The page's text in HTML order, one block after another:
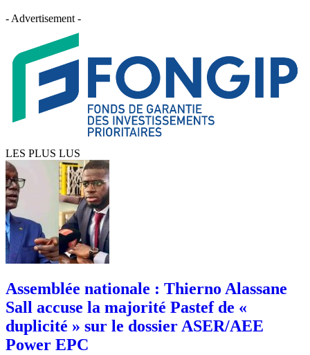
- Advertisement -
LES PLUS LUS
Assemblée nationale : Thierno Alassane
Sall accuse la majorité Pastef de «
duplicité » sur le dossier ASER/AEE
Power EPC